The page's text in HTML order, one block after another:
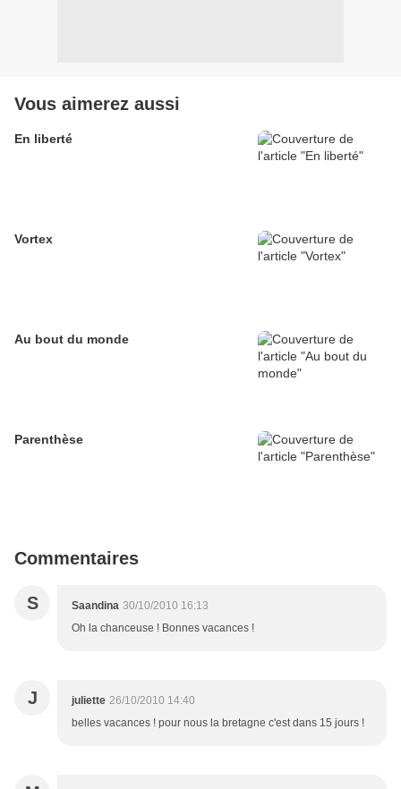
Vous aimerez aussi
En liberté
Vortex
Au bout du monde
Parenthèse
Commentaires
S Saandina 30/10/2010 16:13
Oh la chanceuse ! Bonnes vacances !
J juliette 26/10/2010 14:40
belles vacances ! pour nous la bretagne c'est dans 15 jours !